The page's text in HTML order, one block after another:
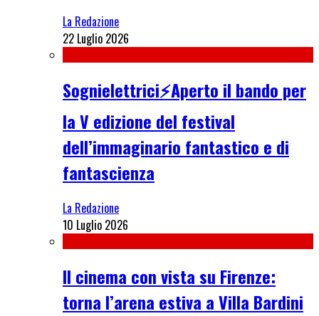
La Redazione
22 Luglio 2026
Sognielettrici⚡Aperto il bando per
la V edizione del festival
dell’immaginario fantastico e di
fantascienza
La Redazione
10 Luglio 2026
Il cinema con vista su Firenze:
torna l’arena estiva a Villa Bardini